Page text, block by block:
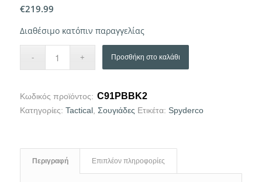
€219.99
Διαθέσιμο κατόπιν παραγγελίας
Προσθήκη στο καλάθι
Κωδικός προϊόντος: C91PBBK2
Κατηγορίες: Tactical, Σουγιάδες Ετικέτα: Spyderco
Περιγραφή Επιπλέον πληροφορίες